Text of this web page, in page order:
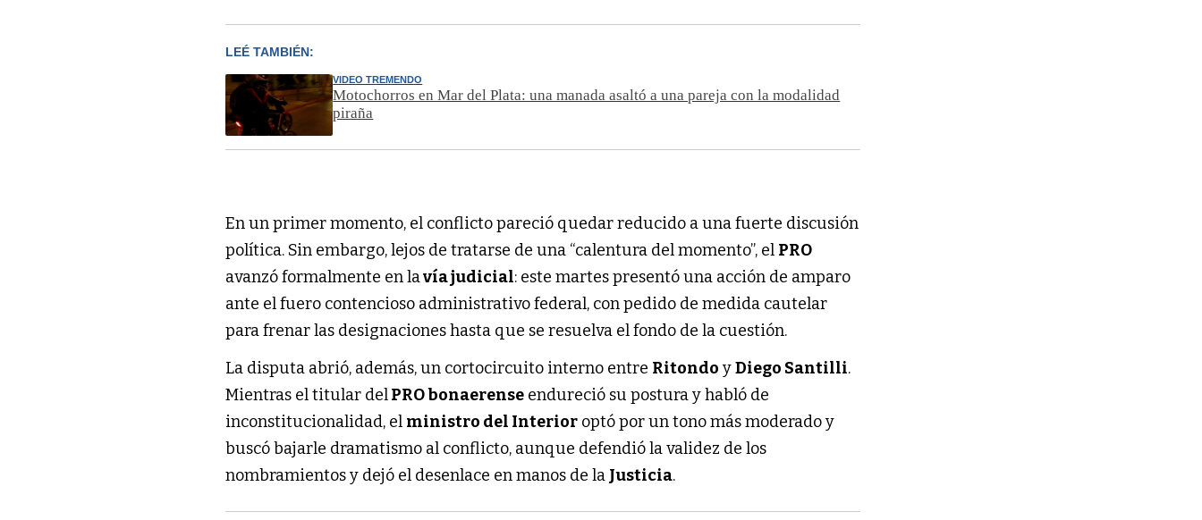
LEÉ TAMBIÉN:
VIDEO TREMENDO
Motochorros en Mar del Plata: una manada asaltó a una pareja con la modalidad
piraña
En un primer momento, el conflicto pareció quedar reducido a una fuerte discusión
política. Sin embargo, lejos de tratarse de una “calentura del momento”, el PRO
avanzó formalmente en lavía judicial: este martes presentó una acción de amparo
ante el fuero contencioso administrativo federal, con pedido de medida cautelar
para frenar las designaciones hasta que se resuelva el fondo de la cuestión.
La disputa abrió, además, un cortocircuito interno entre Ritondo yDiego Santilli.
Mientras el titular delPRO bonaerense endureció su postura y habló de
inconstitucionalidad, el ministro del Interior optó por un tono más moderado y
buscó bajarle dramatismo al conflicto, aunque defendió la validez de los
nombramientos y dejó el desenlace en manos de la Justicia.